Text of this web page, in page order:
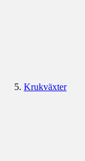
Krukväxter